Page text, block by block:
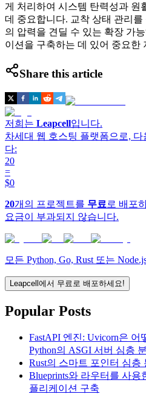
게 처리하여 시스템 탄력성과 원
데 중요합니다. 교착 상태 관리
의 압력을 견딜 수 있는 확장 가
이션을 구축하는 데 있어 중요한
Share this article
저희는 Leapcell입니다.
차세대 웹 호스팅 플랫폼으로,
다:
20
=
$0
20개의 프로젝트를 무료 로 배포
요금이 부과되지 않습니다.
모든 Python, Go, Rust 또는
Leapcell에서 무료로 배포하세요!
Popular Posts
FastAPI 엔진: Uvicorn은
Python의 ASGI 서버 심층
Rust의 스마트 포인터 심층
Blueprints와 라우터를 사용
플리케이션 구축